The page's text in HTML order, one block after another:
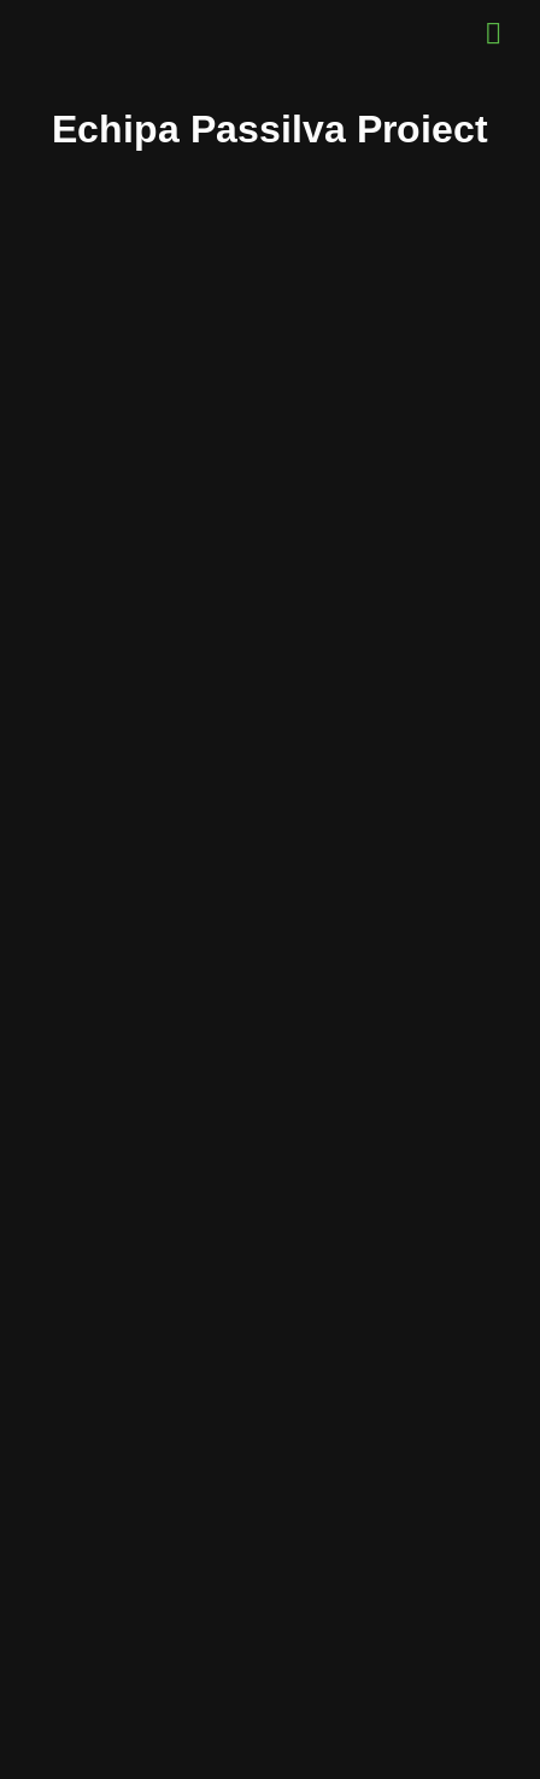
Echipa Passilva Proiect